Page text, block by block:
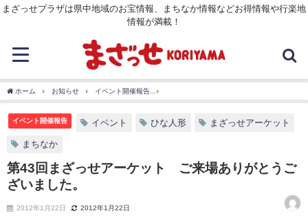
まざっせプラザは県中地域のお宝情報、まちなか情報などお得情報や行楽地
情報が満載！
ホーム お知らせ イベント開催報告
イベント開催報告 イベント ひな人形 まざっせアーケット
まちなか
第43回まざっせアーケット ご来場ありがとうご
ざいました。
2012年1月22日 2012年1月22日